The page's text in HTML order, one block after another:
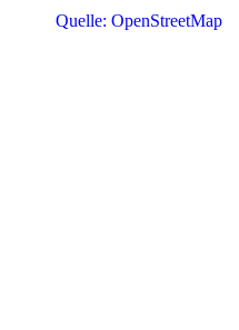
Quelle: OpenStreetMap